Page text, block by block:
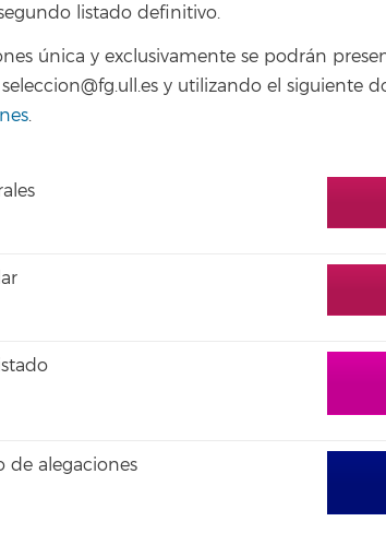
listado definitivo.
única y exclusivamente se podrán
y utilizando el siguiente
.
de alegaciones